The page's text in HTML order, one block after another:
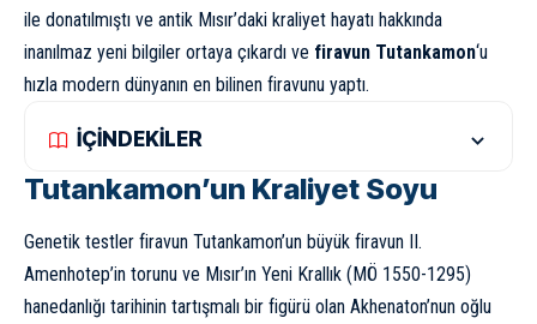
ile donatılmıştı ve antik Mısır’daki kraliyet hayatı hakkında
inanılmaz yeni bilgiler ortaya çıkardı ve firavun Tutankamon‘u
hızla modern dünyanın en bilinen firavunu yaptı.
İÇİNDEKİLER
Tutankamon’un Kraliyet Soyu
Genetik testler firavun Tutankamon’un büyük firavun II.
Amenhotep’in torunu ve Mısır’ın Yeni Krallık (MÖ 1550-1295)
hanedanlığı tarihinin tartışmalı bir figürü olan Akhenaton’nun oğlu